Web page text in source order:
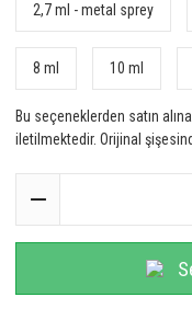
2,7 ml - metal sprey
8 ml 10 ml
Bu seçeneklerden satın
iletilmektedir. Orijinal